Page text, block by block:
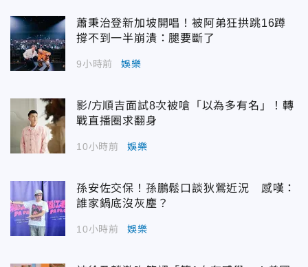
蕭秉治登新加坡開唱！被阿弟狂拱跳16蹲
撐不到一半崩潰：腿要斷了
9小時前 娛樂
影/方順吉面試8次被嗆「以為多有名」！轉
戰直播圈求翻身
10小時前 娛樂
孫安佐交保！孫鵬鬆口談狄鶯近況 感嘆：
誰家鍋底沒灰塵？
10小時前 娛樂